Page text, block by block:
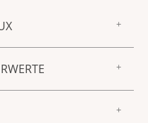
und Senf sowie
unserer
Allen